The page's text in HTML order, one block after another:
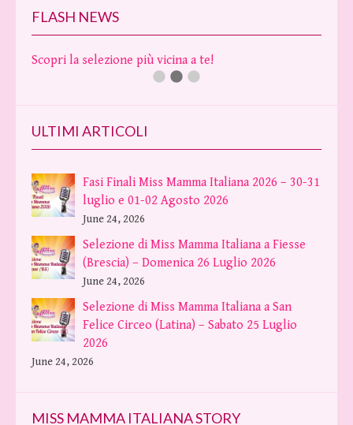
FLASH NEWS
Scopri la selezione più vicina a te!
ULTIMI ARTICOLI
Fasi Finali Miss Mamma Italiana 2026 – 30-31
luglio e 01-02 Agosto 2026
June 24, 2026
Selezione di Miss Mamma Italiana a Fiesse
(Brescia) – Domenica 26 Luglio 2026
June 24, 2026
Selezione di Miss Mamma Italiana a San
Felice Circeo (Latina) – Sabato 25 Luglio
2026
June 24, 2026
MISS MAMMA ITALIANA STORY